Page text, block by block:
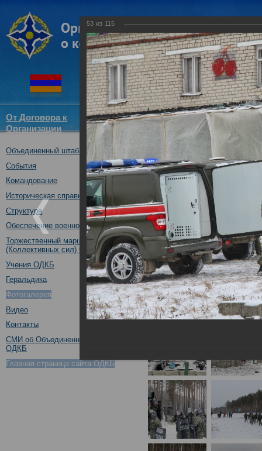
От Договора к
Организации
Структура
Новости
Объединенный штаб ОДКБ
События
Командование
Историческая справка
Структура
Обеспечение военной безопасности
Торжественный марш Войск
(Коллективных сил) ОДКБ
Учения ОДКБ
Геральдика
Фотогалерея
Видео
Контакты
СМИ об Объединенном штабе
ОДКБ
Главная страница сайта ОДКБ
Тренировка практических
ОДКБ в ходе учения
30.10.2018
53 из 115